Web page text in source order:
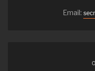
Email: